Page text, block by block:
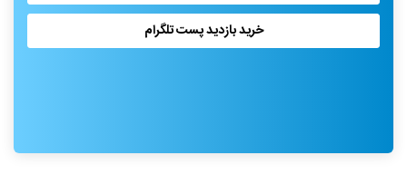
خرید بازدید پست تلگرام